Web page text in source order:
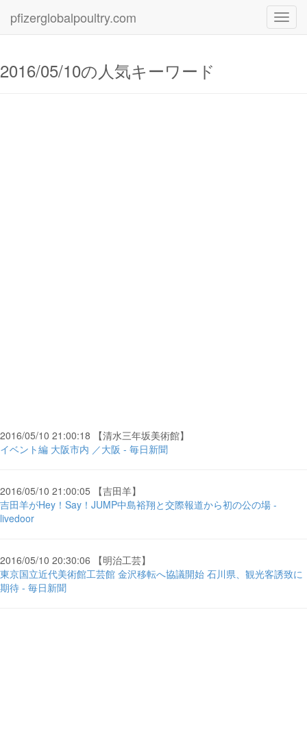
pfizerglobalpoultry.com
2016/05/10の人気キーワード
2016/05/10 21:00:18 【清水三年坂美術館】
イベント編 大阪市内 ／大阪 - 毎日新聞
2016/05/10 21:00:05 【吉田羊】
吉田羊がHey！Say！JUMP中島裕翔と交際報道から初の公の場 -
livedoor
2016/05/10 20:30:06 【明治工芸】
東京国立近代美術館工芸館 金沢移転へ協議開始 石川県、観光客誘致に
期待 - 毎日新聞